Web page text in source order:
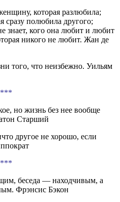
которая разлюбила;
сразу полюбила другого;
знает, кого она любит и любит
никого не любит. Жан де
того, что неизбежно. Уильям
***
но жизнь без нее вообще
Старший
другое не хорошо, если
***
беседа — находчивым, а
Фрэнсис Бэкон